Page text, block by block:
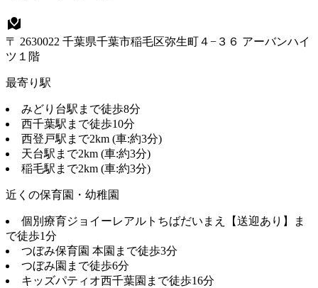
〒 2630022 千葉県千葉市稲毛区弥生町４−３６ アーバンハイ
ツ１階
最寄り駅
みどり台駅まで徒歩8分
西千葉駅まで徒歩10分
西登戸駅まで2km (車:約3分)
天台駅まで2km (車:約3分)
稲毛駅まで2km (車:約3分)
近くの保育園・幼稚園
個別療育ジョイーレアルトちばだいまえ【送迎あり】ま
で徒歩1分
つぼみ保育園 本園まで徒歩3分
つぼみ園まで徒歩6分
キッズパティオ西千葉園まで徒歩16分